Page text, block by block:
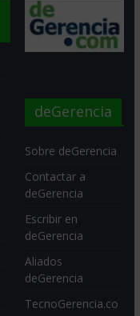
deGerencia
Sobre deGerencia
Contactar a
deGerencia
Escribir en
deGerencia
Aliados
deGerencia
TecnoGerencia.co